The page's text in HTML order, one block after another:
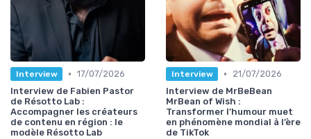
Interview • 17/07/2026
Interview de Fabien Pastor
de Résotto Lab :
Accompagner les créateurs
de contenu en région : le
modèle Résotto Lab
Interview •
21/07/2026
Interview de MrBeBean
MrBean of Wish :
Transformer l’humour muet
en phénomène mondial à l’ère
de TikTok